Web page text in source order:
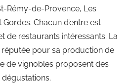
Rémy-de-Provence, Les
Chacun d’entre est
de restaurants intéressants. La
pour sa production de
de vignobles proposent des